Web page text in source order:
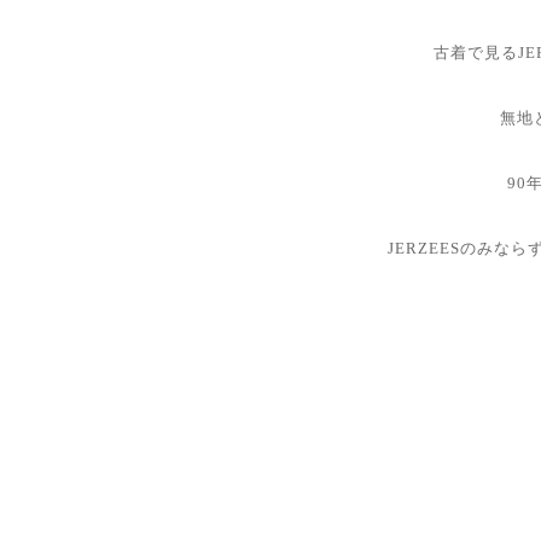
古着で見る
無地
90
JERZEESのみなら